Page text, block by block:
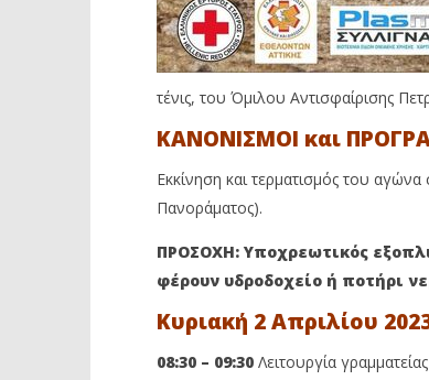
τένις, του Όμιλου Αντισφαίρισης
ΚΑΝΟΝΙΣΜΟΙ και
Εκκίνηση και τερματισμός του
Πανοράματος).
ΠΡΟΣΟΧΗ: Υποχρεωτικός
φέρουν υδροδοχείο ή ποτήρι
Κυριακή 2 Απριλίου
08:30 – 09:30Λειτουργία